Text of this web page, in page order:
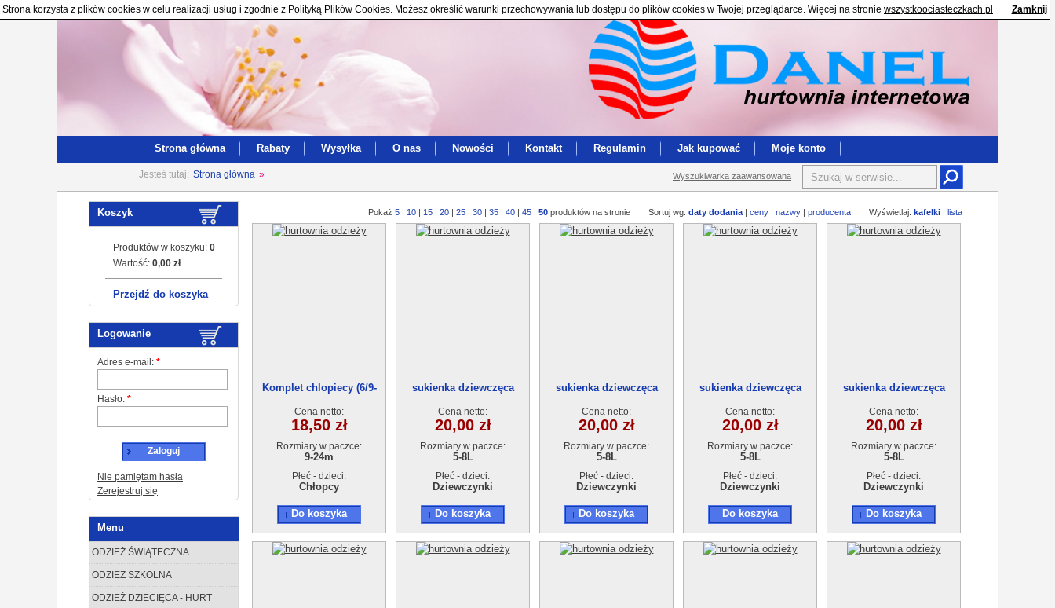
Strona korzysta z plików cookies w celu realizacji usług i zgodnie z Polityką Plików Cookies. Możesz określić warunki przechowywania lub dostępu do plików cookies w Twojej przeglądarce. Więcej na stronie wszystkoociasteczkach.pl Zamknij
Wyszukiwarka zaawansowana
Strona główna Rabaty Wysyłka O nas Nowości Kontakt Regulamin Jak kupować Moje konto
Jesteś tutaj: Strona główna »
Koszyk
Produktów w koszyku: 0
Wartość: 0,00 zł
Przejdź do koszyka
Logowanie
Adres e-mail: *
Hasło: *
Zaloguj
Nie pamiętam hasła
Zerejestruj się
Menu
ODZIEŻ ŚWIĄTECZNA
ODZIEŻ SZKOLNA
ODZIEŻ DZIECIĘCA - HURT
Pokaż 5 | 10 | 15 | 20 | 25 | 30 | 35 | 40 | 45 | 50 produktów na stronie Sortuj wg: daty dodania | ceny | nazwy | producenta Wyświetlaj: kafelki | lista
Komplet chlopiecy (6/9-
Cena netto:
18,50 zł
Rozmiary w paczce:
9-24m
Płeć - dzieci:
Chłopcy
Do koszyka
sukienka dziewczęca
Cena netto:
20,00 zł
Rozmiary w paczce:
5-8L
Płeć - dzieci:
Dziewczynki
Do koszyka
sukienka dziewczęca
Cena netto:
20,00 zł
Rozmiary w paczce:
5-8L
Płeć - dzieci:
Dziewczynki
Do koszyka
sukienka dziewczęca
Cena netto:
20,00 zł
Rozmiary w paczce:
5-8L
Płeć - dzieci:
Dziewczynki
Do koszyka
sukienka dziewczęca
Cena netto:
20,00 zł
Rozmiary w paczce:
5-8L
Płeć - dzieci:
Dziewczynki
Do koszyka